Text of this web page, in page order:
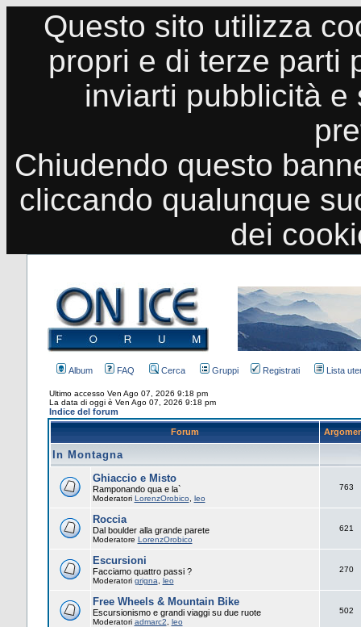
Questo sito utilizza
propri e di terze parti
inviarti pubblicità
Chiudendo questo
cliccando qualunque
dei
Album FAQ Cerca Gruppi Registrati Lista
Ultimo accesso Ven Ago 07, 2026 9:18 pm
La data di oggi è Ven Ago 07, 2026 9:18 pm
Indice del forum
Forum
In Montagna
Ghiaccio e Misto
Ramponando qua e la`
Moderatori LorenzOrobico leo
763
Roccia
Dal boulder alla grande parete
Moderatore LorenzOrobico
621
Escursioni
Facciamo quattro passi ?
Moderatori grigna leo
270
Free Wheels & Mountain Bike
Escursionismo e grandi viaggi su due ruote
Moderatori admarc2 leo
502